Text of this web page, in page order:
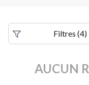
Filtres (4)
AUCUN